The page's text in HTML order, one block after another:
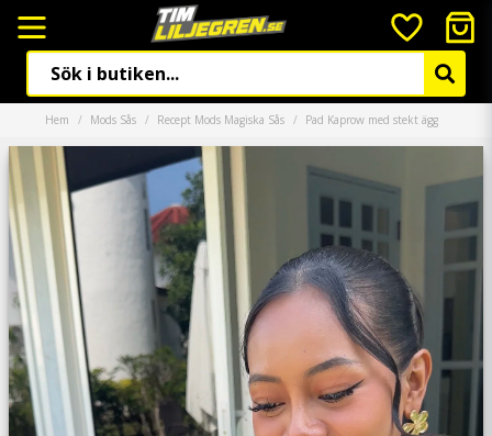
Hem Mods Sås Recept Mods Magiska Sås Pad Kaprow med stekt ägg